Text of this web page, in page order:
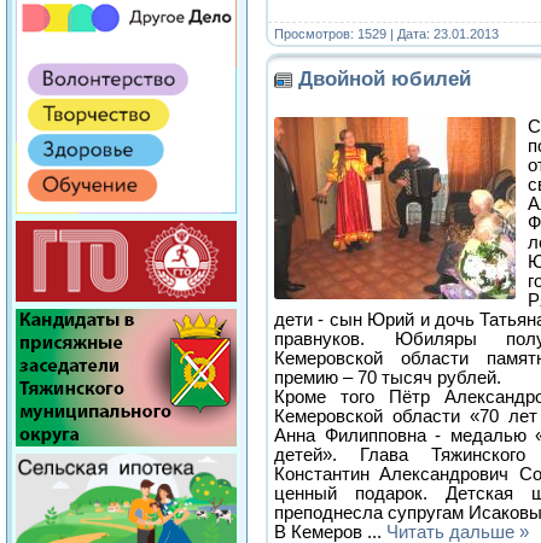
Просмотров: 1529 | Дата: 23.01.2013
Двойной юбилей
дети - сын Юрий и дочь
правнуков. Юбиляры
Кемеровской области
премию – 70 тысяч рублей.
Кроме того Пётр
Кемеровской области «70
Анна Филипповна - медалью
детей». Глава Тяжинского
Константин Александрович
ценный подарок.
преподнесла супругам
В Кемеров ... Читать дальше »